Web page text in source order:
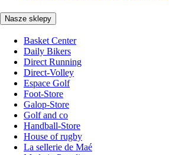
Nasze sklepy
Basket Center
Daily Bikers
Direct Running
Direct-Volley
Espace Golf
Foot-Store
Galop-Store
Golf and co
Handball-Store
House of rugby
La sellerie de Maé